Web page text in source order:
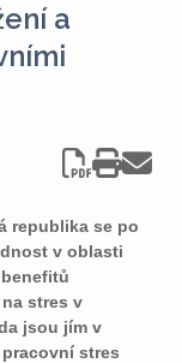
a
republika se po
v oblasti
stres v
jsou jím v
stres